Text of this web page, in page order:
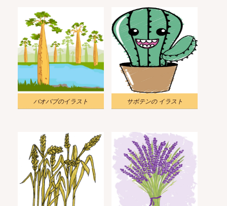
バオバブのイラスト サボテンの イラスト